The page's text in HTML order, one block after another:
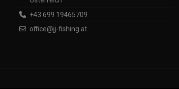
+43 699 19465709
office@jj-fishing.at